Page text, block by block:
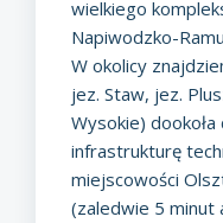
wielkiego
Napiwodzko-
W okolicy
jez. Staw, jez.
Wysokie)
infrastrukturę
miejscowości
(zaledwie 5 minut